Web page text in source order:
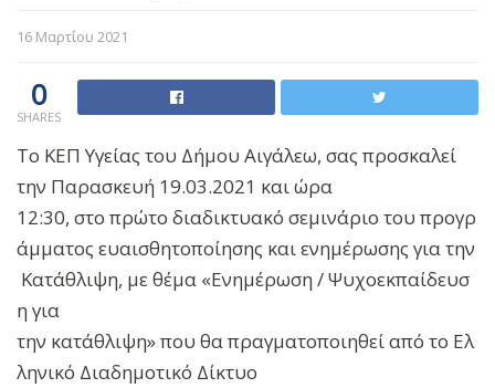
16 Μαρτίου 2021
0
SHARES
Το ΚΕΠ Υγείας του Δήμου Αιγάλεω, σας προσκαλεί
την Παρασκευή 19.03.2021 και ώρα
12:30, στο πρώτο διαδικτυακό σεμινάριο του προγρ
άμματος ευαισθητοποίησης και ενημέρωσης για την
Κατάθλιψη, με θέμα «Ενημέρωση / Ψυχοεκπαίδευσ
η για
την κατάθλιψη» που θα πραγματοποιηθεί από το Ελ
ληνικό Διαδημοτικό Δίκτυο